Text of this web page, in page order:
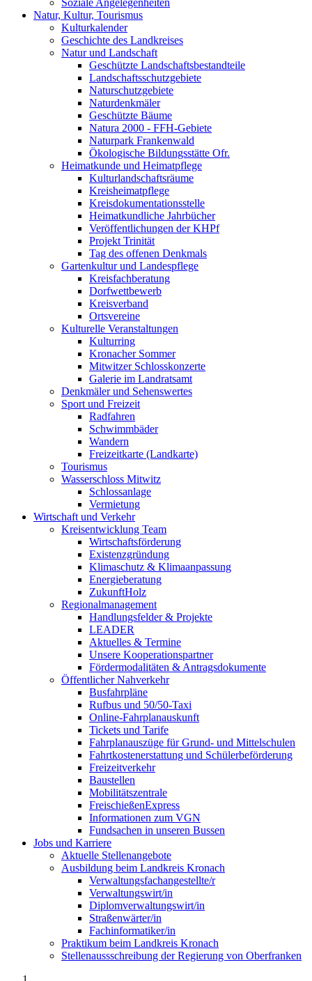
Soziale Angelegenheiten
Natur, Kultur, Tourismus
Kulturkalender
Geschichte des Landkreises
Natur und Landschaft
Geschützte Landschaftsbestandteile
Landschaftsschutzgebiete
Naturschutzgebiete
Naturdenkmäler
Geschützte Bäume
Natura 2000 - FFH-Gebiete
Naturpark Frankenwald
Ökologische Bildungsstätte Ofr.
Heimatkunde und Heimatpflege
Kulturlandschaftsräume
Kreisheimatpflege
Kreisdokumentationsstelle
Heimatkundliche Jahrbücher
Veröffentlichungen der KHPf
Projekt Trinität
Tag des offenen Denkmals
Gartenkultur und Landespflege
Kreisfachberatung
Dorfwettbewerb
Kreisverband
Ortsvereine
Kulturelle Veranstaltungen
Kulturring
Kronacher Sommer
Mitwitzer Schlosskonzerte
Galerie im Landratsamt
Denkmäler und Sehenswertes
Sport und Freizeit
Radfahren
Schwimmbäder
Wandern
Freizeitkarte (Landkarte)
Tourismus
Wasserschloss Mitwitz
Schlossanlage
Vermietung
Wirtschaft und Verkehr
Kreisentwicklung Team
Wirtschaftsförderung
Existenzgründung
Klimaschutz & Klimaanpassung
Energieberatung
ZukunftHolz
Regionalmanagement
Handlungsfelder & Projekte
LEADER
Aktuelles & Termine
Unsere Kooperationspartner
Fördermodalitäten & Antragsdokumente
Öffentlicher Nahverkehr
Busfahrpläne
Rufbus und 50/50-Taxi
Online-Fahrplanauskunft
Tickets und Tarife
Fahrplanauszüge für Grund- und Mittelschulen
Fahrtkostenerstattung und Schülerbeförderung
Freizeitverkehr
Baustellen
Mobilitätszentrale
FreischießenExpress
Informationen zum VGN
Fundsachen in unseren Bussen
Jobs und Karriere
Aktuelle Stellenangebote
Ausbildung beim Landkreis Kronach
Verwaltungsfachangestellte/r
Verwaltungswirt/in
Diplomverwaltungswirt/in
Straßenwärter/in
Fachinformatiker/in
Praktikum beim Landkreis Kronach
Stellenaussschreibung der Regierung von Oberfranken